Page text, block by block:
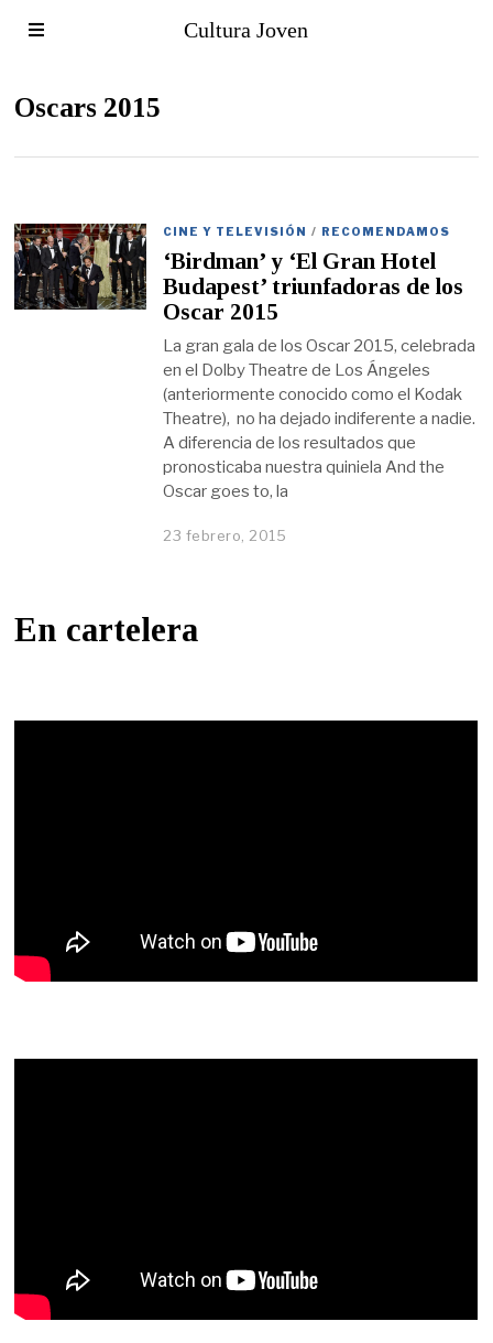
Cultura Joven
Oscars 2015
CINE Y TELEVISIÓN / RECOMENDAMOS
‘Birdman’ y ‘El Gran Hotel
Budapest’ triunfadoras de los
Oscar 2015
La gran gala de los Oscar 2015, celebrada
en el Dolby Theatre de Los Ángeles
(anteriormente conocido como el Kodak
Theatre), no ha dejado indiferente a nadie.
A diferencia de los resultados que
pronosticaba nuestra quiniela And the
Oscar goes to, la
23 febrero, 2015
En cartelera